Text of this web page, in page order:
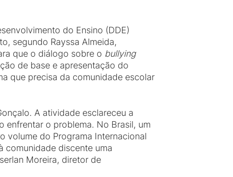
do Ensino (DDE)
segundo Rayssa Almeida,
que o diálogo sobre o bullying
de base e apresentação do
que precisa da comunidade escolar
A atividade esclareceu a
enfrentar o problema. No Brasil, um
volume do Programa Internacional
comunidade discente uma
Moreira, diretor de